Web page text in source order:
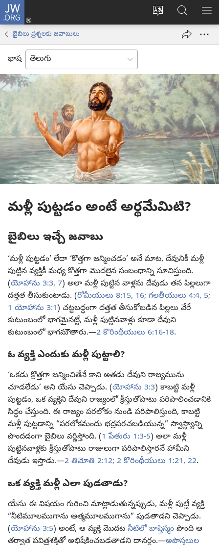
JW.ORG
సైట్
మార్చండి
లాగిన్
(కొత్త
ఓపెన్‌
JW.ORGలో
వెదకండి
బైబిలు ప్రశ్నలకు జవాబులు
భాష
మళ్లీ పుట్టడం అంటే అర్థమేమిటి?
బైబిలు ఇచ్చే జవాబు
‘మళ్లీ పుట్టడం’ లేదా ‘కొత్తగా జన్మించడం’ అనే మాట, దేవునికీ మళ్లీ
పుట్టిన వ్యక్తికీ మధ్య కొత్తగా మొదలైన సంబంధాన్ని సూచిస్తుంది.
(యోహాను 3:3, 7) అలా మళ్లీ పుట్టిన వాళ్లను దేవుడు తన పిల్లలుగా
దత్తత తీసుకుంటాడు. (రోమీయులు 8:15, 16; గలతీయులు 4:4, 5;
1 యోహాను 3:1) చట్టబద్ధంగా దత్తత తీసుకోబడిన పిల్లలు వేరే
కుటుంబంలో భాగమైనట్టే, మళ్లీ పుట్టినవాళ్లు కూడా దేవుని
కుటుంబంలో భాగమౌతారు.—2 కొరింథీయులు 6:16-18.
ఓ వ్యక్తి ఎందుకు మళ్లీ పుట్టాలి?
‘ఒకడు క్రొత్తగా జన్మించితేనే కాని అతడు దేవుని రాజ్యమును
చూడలేడు’ అని యేసు చెప్పాడు. (యోహాను 3:3) కాబట్టి మళ్లీ
పుట్టడం, ఒక వ్యక్తిని దేవుని రాజ్యంలో క్రీస్తుతోపాటు పరిపాలించడానికి
సిద్ధం చేస్తుంది. ఈ రాజ్యం పరలోకం నుండి పరిపాలిస్తుంది, కాబట్టి
మళ్లీ పుట్టడాన్ని “పరలోకమందు భద్రపరచబడియున్న” స్వాస్థ్యాన్ని
పొందడంగా బైబిలు వర్ణిస్తోంది. (1 పేతురు 1:3-5) అలా మళ్లీ
పుట్టినవాళ్లకు క్రీస్తుతోపాటు రాజులుగా పరిపాలిస్తారనే హామీని
దేవుడు ఇస్తాడు.—2 తిమోతి 2:12; 2 కొరింథీయులు 1:21, 22.
ఒక వ్యక్తి మళ్లీ ఎలా పుడతాడు?
యేసు ఈ విషయం గురించి మాట్లాడుతున్నప్పుడు, మళ్లీ పుట్టే వ్యక్తి
“నీటిమూలముగాను ఆత్మమూలముగాను” పుడతాడని చెప్పాడు.
(యోహాను 3:5) అంటే, ఆ వ్యక్తి మొదట నీటిలో బాప్తిస్మం పొంది ఆ
తర్వాత పవిత్రశక్తితో అభిషేకించబడతాడని దానర్థం.—అపొస్తలుల